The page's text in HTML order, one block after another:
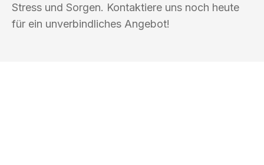
Stress und Sorgen. Kontaktiere uns noch heute
für ein unverbindliches Angebot!